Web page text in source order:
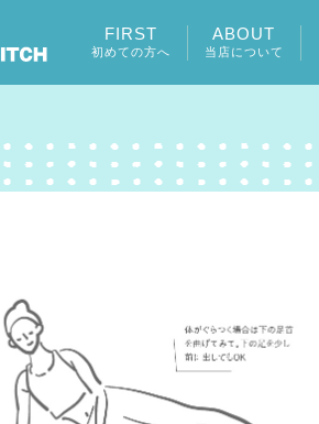
FIRST
初めての方へ
ABOUT
当店について